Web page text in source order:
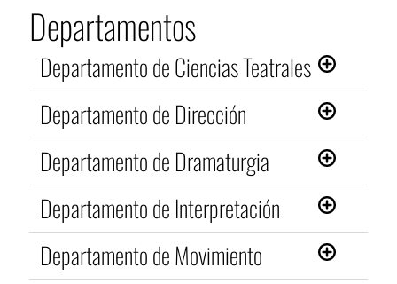
Departamentos
Departamento de Ciencias Teatrales
Departamento de Dirección
Departamento de Dramaturgia
Departamento de Interpretación
Departamento de Movimiento